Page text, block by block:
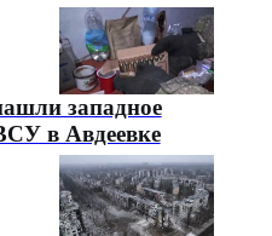
западное
в Авдеевке